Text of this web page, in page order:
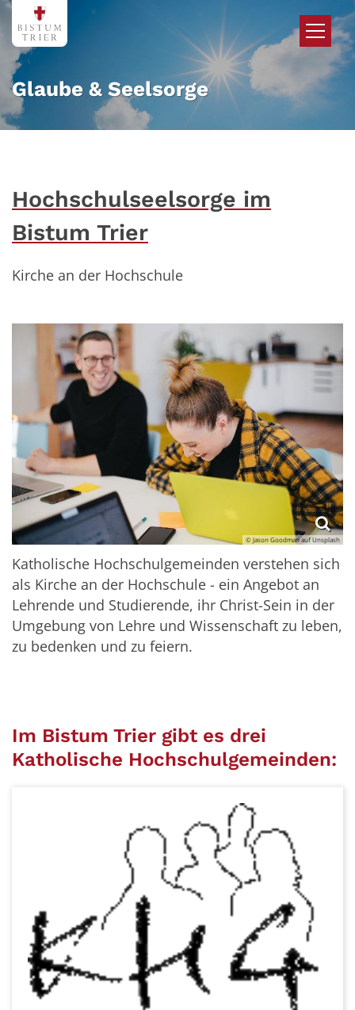
Zum Inhalt springen
Glaube & Seelsorge
Hochschulseelsorge im
Bistum Trier
Kirche an der Hochschule
© Jason Goodman auf Unsplash
Katholische Hochschulgemeinden verstehen sich
als Kirche an der Hochschule - ein Angebot an
Lehrende und Studierende, ihr Christ-Sein in der
Umgebung von Lehre und Wissenschaft zu leben,
zu bedenken und zu feiern.
Im Bistum Trier gibt es drei
Katholische Hochschulgemeinden: